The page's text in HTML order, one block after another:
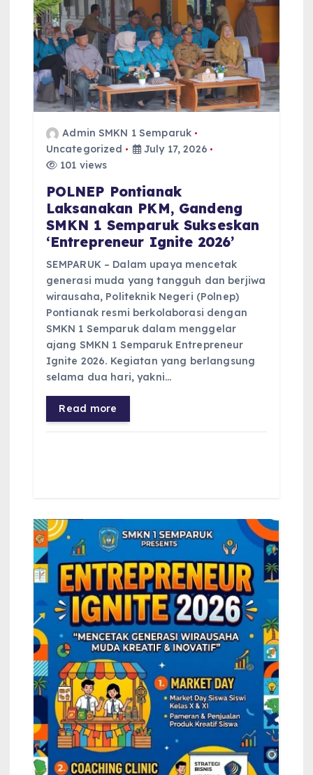
t
o
n
Admin SMKN 1 Semparuk
Uncategorized
July 17, 2026
101 views
POLNEP Pontianak
Laksanakan PKM, Gandeng
SMKN 1 Semparuk Sukseskan
‘Entrepreneur Ignite 2026’
SEMPARUK – Dalam upaya mencetak
generasi muda yang tangguh dan berjiwa
wirausaha, Politeknik Negeri (Polnep)
Pontianak resmi berkolaborasi dengan
SMKN 1 Semparuk dalam menggelar
ajang SMKN 1 Semparuk Entrepreneur
Ignite 2026. Kegiatan yang berlangsung
selama dua hari, yakni…
Read more